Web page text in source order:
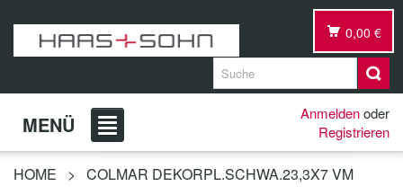
0,00 €
MENÜ Anmeldenoder
Registrieren
HOME > COLMAR DEKORPL.SCHWA.23,3X7 VM